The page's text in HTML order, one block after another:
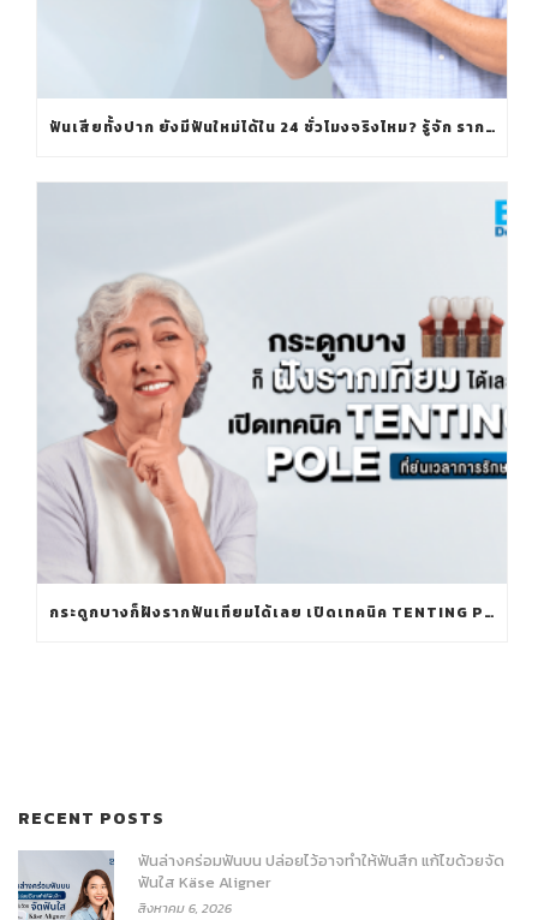
ฟันเสียทั้งปาก ยังมีฟันใหม่ได้ใน 24 ชั่วโมงจริงไหม? รู้จัก รากเทียมทั้งปาก IMMEDIATE LOADING
กระดูกบางก็ฝังรากฟันเทียมได้เลย เปิดเทคนิค TENTING POLE ที่ย่นเวลาการรักษา
RECENT POSTS
ฟันล่างคร่อมฟันบน ปล่อยไว้อาจทำให้ฟันสึก แก้ไขด้วยจัด
ฟันใส Käse Aligner
สิงหาคม 6, 2026